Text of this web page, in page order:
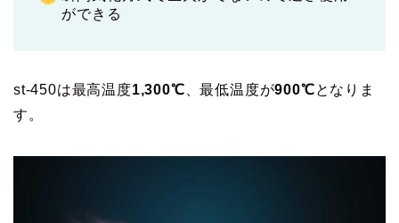
ができる
st-450は最高温度1,300℃ 、最低温度が900℃となりま
す。